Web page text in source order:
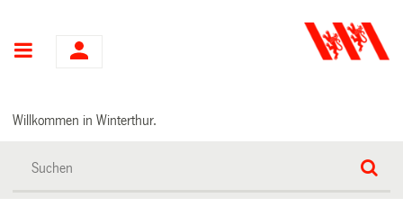
Hauptnavigation
Willkommen in Winterthur.